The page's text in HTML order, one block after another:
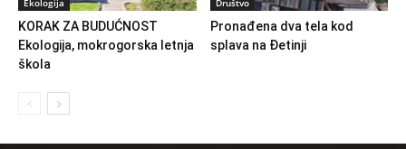
KORAK ZA BUDUĆNOST
Ekologija, mokrogorska letnja
škola
Pronađena dva tela kod
splava na Đetinji